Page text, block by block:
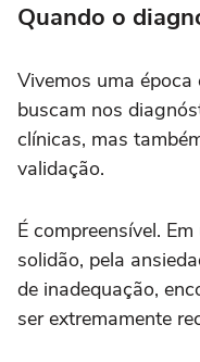
Quando o
Vivemos uma
buscam nos
clínicas, mas
validação.
É compreensível.
solidão, pela
de inadequação,
ser extremamente